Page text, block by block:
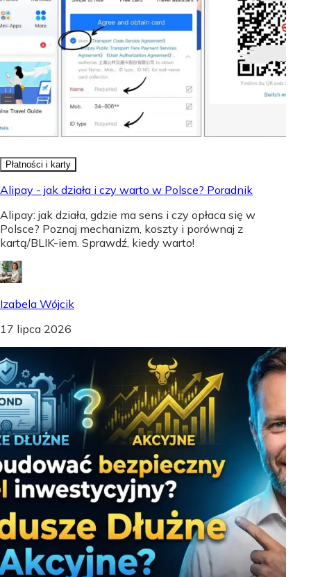
Płatności i karty
Alipay - jak działa i czy warto w Polsce? Poradnik
Alipay: jak działa, gdzie ma sens i czy opłaca się w
Polsce? Poznaj mechanizm, koszty i porównaj z
kartą/BLIK-iem. Sprawdź, kiedy warto!
Izabela Wójcik
17 lipca 2026